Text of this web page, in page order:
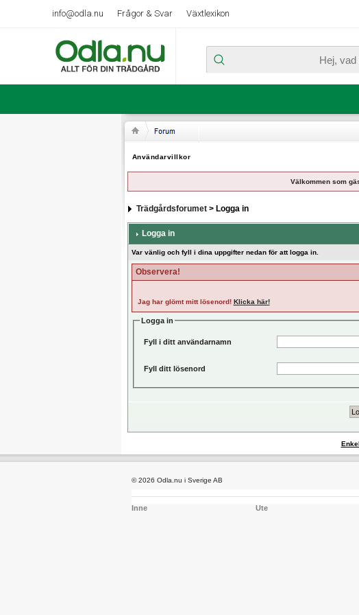
info@odla.nu Frågor & Svar Växtlexikon
Användarvillkor
Välkommen som
Trädgårdsforumet> Logga in
Logga in
Var vänlig och fyll i dina uppgifter nedan för att logga in.
Observera!
Jag har glömt mitt lösenord! Klicka här!
Logga in
Fyll i ditt användarnamn
Fyll ditt lösenord
© 2026 Odla.nu i Sverige AB
Inne Ute